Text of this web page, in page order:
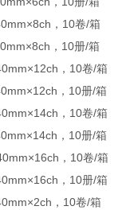
，10卷/箱
，10册/箱
，10卷/箱
，10册/箱
，10卷/箱
，10册/箱
，10卷/箱
，10册/箱
，10卷/箱